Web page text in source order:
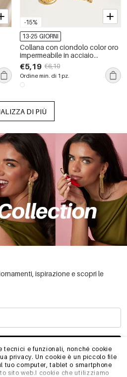
tecnici e funzionali, nonché cookie
privacy. Un cookie è un piccolo file
tuo computer, tablet o smartphone
sito web.I cookie che utilizziamo
-15%
13-25 GIORNI
Collana con ciondolo color oro
impermeabile in acciaio
inossidabile a conchiglia
€5,19 €6,10
Ordine min. di 1 pz.
DI PIÙ
ispirazione e scopri le
REGISTRANDO